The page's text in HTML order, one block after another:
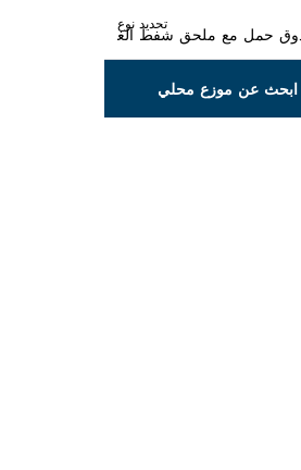
تحديد نوع
ابحث عن موزع محلي